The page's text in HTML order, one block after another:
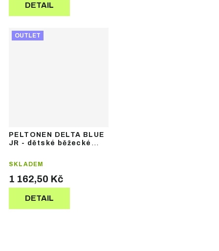
DETAIL
OUTLET
PELTONEN DELTA BLUE
JR - dětské běžecké
SKLADEM
1 162,50 Kč
DETAIL